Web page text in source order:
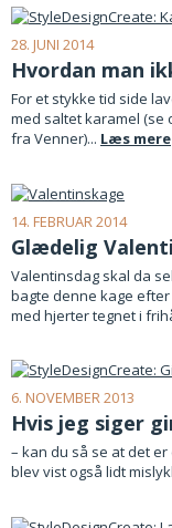
28. JUNI 2014
Hvordan man
For et stykke tid side
med saltet karamel (se
fra Venner)... Læs mere
14. FEBRUAR 2014
Glædelig
Valentinsdag skal da
bagte denne kage
med hjerter tegnet i
6. NOVEMBER 2013
Hvis jeg siger
– kan du så se at det
blev vist også lidt